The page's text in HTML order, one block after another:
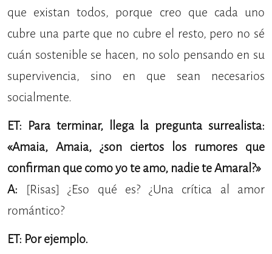
que existan todos, porque creo que cada uno
cubre una parte que no cubre el resto, pero no sé
cuán sostenible se hacen, no solo pensando en su
supervivencia, sino en que sean necesarios
socialmente.
ET: Para terminar, llega la pregunta surrealista:
«Amaia, Amaia, ¿son ciertos los rumores que
confirman que como yo te amo, nadie te Amaral?»
A: [Risas] ¿Eso qué es? ¿Una crítica al amor
romántico?
ET: Por ejemplo.